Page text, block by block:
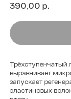
390,00 р.
Трёхступенчатый
выравнивает
запускает
эластиновых